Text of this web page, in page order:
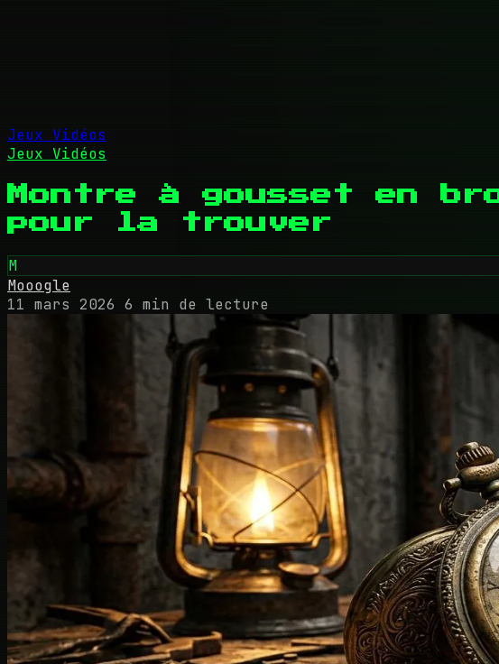
Jeux Vidéos
Jeux Vidéos
Montre à gousset en
pour la trouver
M
Mooogle
11 mars 2026 6 min de lecture